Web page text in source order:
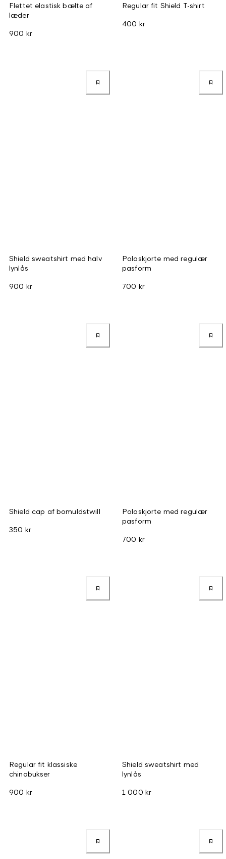
Flettet elastisk bælte af
læder
900 kr
Regular fit Shield T-shirt
400 kr
Shield sweatshirt med halv
lynlås
900 kr
Poloskjorte med regulær
pasform
700 kr
Shield cap af bomuldstwill
350 kr
Poloskjorte med regulær
pasform
700 kr
Regular fit klassiske
chinobukser
900 kr
Shield sweatshirt med
lynlås
1 000 kr